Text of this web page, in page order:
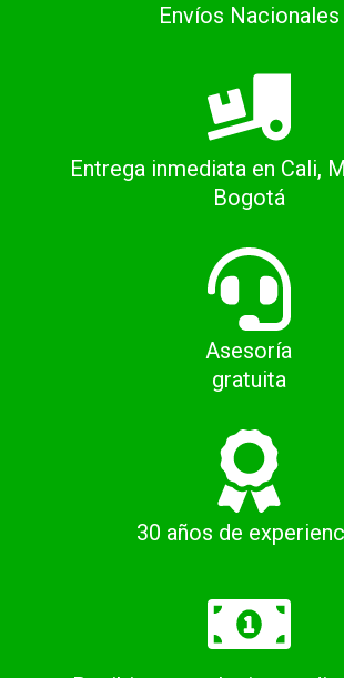
Envíos Nacionales
Entrega inmediata en Cali,
Bogotá
Asesoría
gratuita
30 años de